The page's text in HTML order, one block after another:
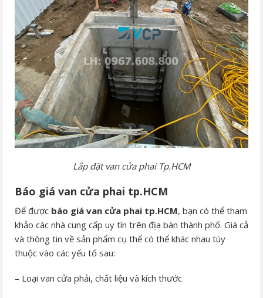
Lắp đặt van cửa phai Tp.HCM
Báo giá van cửa phai tp.HCM
Để được báo giá van cửa phai tp.HCM, bạn có thể tham
khảo các nhà cung cấp uy tín trên địa bàn thành phố. Giá cả
và thông tin về sản phẩm cụ thể có thể khác nhau tùy
thuộc vào các yếu tố sau:
– Loại van cửa phải, chất liệu và kích thước